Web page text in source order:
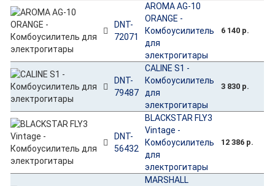
DNT-
72071
AROMA AG-10
ORANGE -
Комбоусилитель
для
электрогитары
6 140 р.
DNT-
79487
CALINE S1 -
Комбоусилитель
для
электрогитары
3 830 р.
DNT-
56432
BLACKSTAR FLY3
Vintage -
Комбоусилитель
для
электрогитары
12 386 р.
MARSHALL